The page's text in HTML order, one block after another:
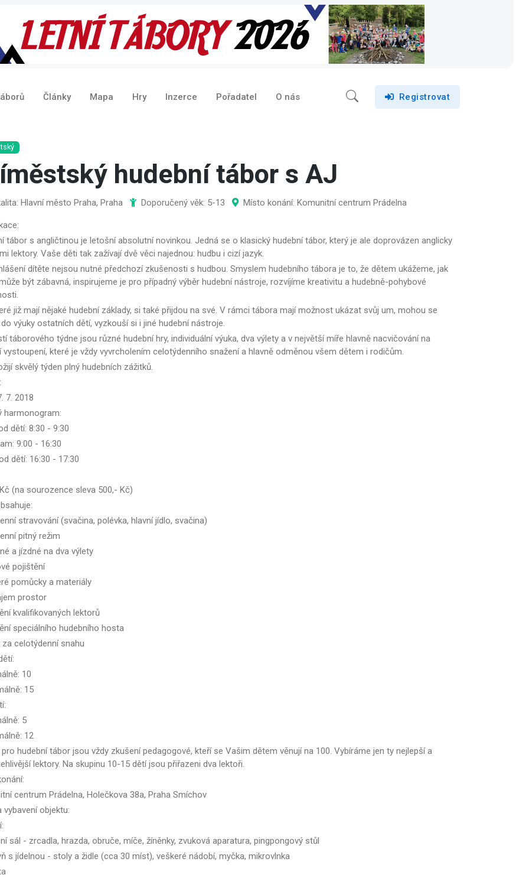
Články Mapa Hry Inzerce Pořadatel O nás Registrovat
hudební tábor s AJ
Hlavní město Praha, Praha Doporučený věk: 5-13 Místo konání: Komunitní centrum Prádelna
tábor s angličtinou je letošní absolutní novinkou. Jedná se o klasický hudební tábor, který je ale doprovázen anglicky
lektory. Vaše děti tak zažívají dvě věci najednou: hudbu i cizí jazyk.
dítěte nejsou nutné předchozí zkušenosti s hudbou. Smyslem hudebního tábora je to, že dětem ukážeme, jak
být zábavná, inspirujeme je pro případný výběr hudební nástroje, rozvíjíme kreativitu a hudebně-pohybové
již mají nějaké hudební základy, si také přijdou na své. V rámci tábora mají možnost ukázat svůj um, mohou se
výuky ostatních dětí, vyzkouší si i jiné hudební nástroje.
táborového týdne jsou různé hudební hry, individuální výuka, dva výlety a v největší míře hlavně nacvičování na
vystoupení, které je vždy vyvrcholením celotýdenního snažení a hlavně odměnou všem dětem i rodičům.
skvělý týden plný hudebních zážitků.
7. 2018
harmonogram:
dětí: 8:30 - 9:30
9:00 - 16:30
dětí: 16:30 - 17:30
(na sourozence sleva 500,- Kč)
stravování (svačina, polévka, hlavní jídlo, svačina)
pitný režim
a jízdné na dva výlety
pojištění
pomůcky a materiály
prostor
kvalifikovaných lektorů
speciálního hudebního hosta
za celotýdenní snahu
10
15
5
12
hudební tábor jsou vždy zkušení pedagogové, kteří se Vašim dětem věnují na 100. Vybíráme jen ty nejlepší a
lektory. Na skupinu 10-15 dětí jsou přiřazeni dva lektoři.
centrum Prádelna, Holečkova 38a, Praha Smíchov
vybavení objektu:
sál - zrcadla, hrazda, obruče, míče, žíněnky, zvuková aparatura, pingpongový stůl
s jídelnou - stoly a židle (cca 30 míst), veškeré nádobí, myčka, mikrovlnka